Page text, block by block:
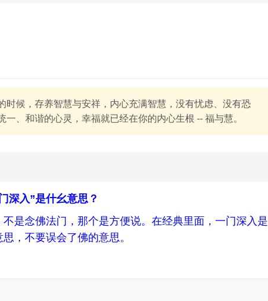
候，存养智慧与安祥，内心充满智慧，没有忧虑、没有恐
、和谐的心灵，幸福就已经在你的内心生根 -- 福与慧。
深入”是什幺意思？
是念佛法门，那个是方便说。在经典里面，一门深入是
，不要误会了佛的意思。